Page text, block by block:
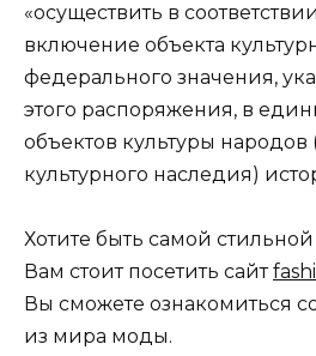
«осуществить в
включение объекта
федерального значения,
этого распоряжения, в
объектов культуры народов
культурного наследия)
Хотите быть самой
Вам стоит посетить сайт
Вы сможете ознакомиться
из мира моды.